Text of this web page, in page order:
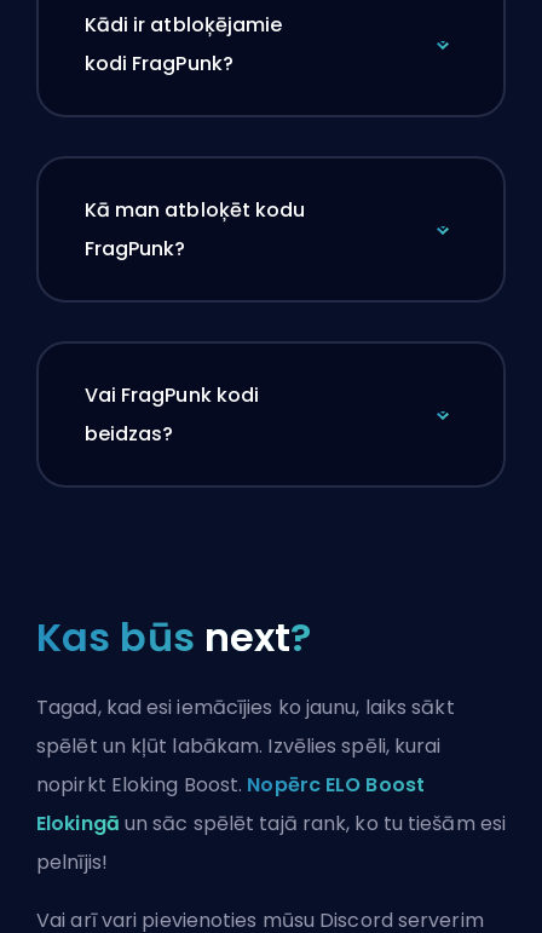
Kādi ir atbloķējamie
kodi FragPunk?
Kā man atbloķēt kodu
FragPunk?
Vai FragPunk kodi
beidzas?
Kas būs next?
Tagad, kad esi iemācījies ko jaunu, laiks sākt
spēlēt un kļūt labākam. Izvēlies spēli, kurai
nopirkt Eloking Boost. Nopērc ELO Boost
Elokingā un sāc spēlēt tajā rank, ko tu tiešām esi
pelnījis!
Vai arī vari pievienoties mūsu Discord serverim